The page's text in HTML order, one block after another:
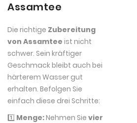
Assamtee
Die richtige Zubereitung
von Assamtee ist nicht
schwer. Sein kräftiger
Geschmack bleibt auch bei
härterem Wasser gut
erhalten. Befolgen Sie
einfach diese drei Schritte:
1️⃣ Menge:Nehmen Sie vier